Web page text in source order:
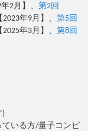
年2月】、 第2回
2023年9月】、 第5回
2025年3月】、 第8回
)
いる方/量子コンピ